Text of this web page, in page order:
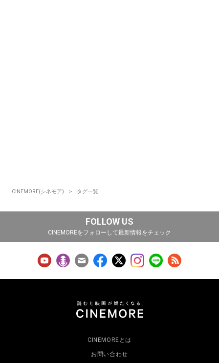
CINEMORE(シネモア) タグ一覧
FOLLOW US
CINEMOREをフォローして最新情報をチェック
CINEMOREとは
お問い合わせ